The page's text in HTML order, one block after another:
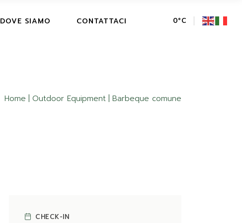
DOVE SIAMO CONTATTACI 0°C
Home Outdoor Equipment Barbeque comune
CHECK-IN